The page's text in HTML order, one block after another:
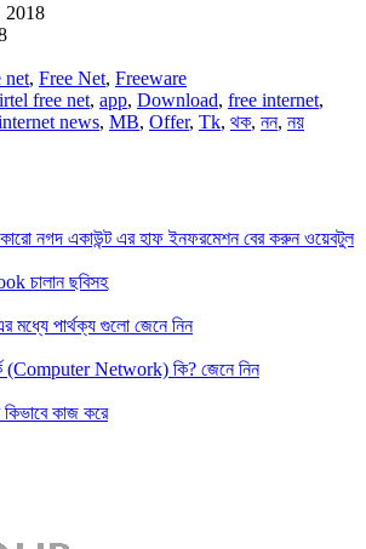
2018
net, Free Net, Freeware
free net, app, Download, free internet,
news, MB, Offer, Tk, থক, নন, নয়
নগদ একাউন্ট এর হাফ ইনফরমেশন বের করুন ওয়েবটুল
চালান ছবিসহ
পার্থক্য গুলো জেনে নিন
(Computer Network) কি? জেনে নিন
কাজ করে